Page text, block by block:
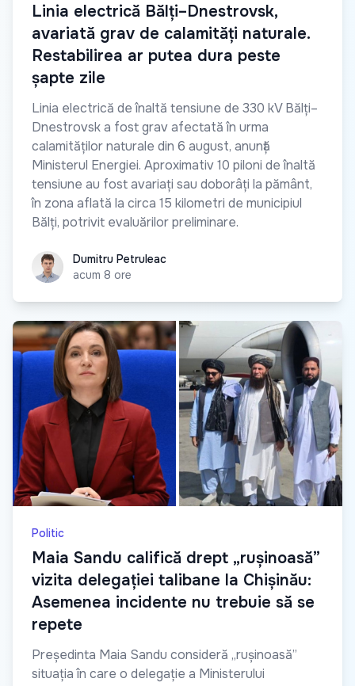
Linia electrică Bălți–Dnestrovsk,
avariată grav de calamități naturale.
Restabilirea ar putea dura peste
șapte zile
Linia electrică de înaltă tensiune de 330 kV Bălți–
Dnestrovsk a fost grav afectată în urma
calamităților naturale din 6 august, anunță
Ministerul Energiei. Aproximativ 10 piloni de înaltă
tensiune au fost avariați sau doborâți la pământ,
în zona aflată la circa 15 kilometri de municipiul
Bălți, potrivit evaluărilor preliminare.
Dumitru Petruleac
Dumitru Petruleac
acum 8 ore
Politic
Maia Sandu califică drept „rușinoasă”
vizita delegației talibane la Chișinău:
Asemenea incidente nu trebuie să se
repete
Președinta Maia Sandu consideră „rușinoasă”
situația în care o delegație a Ministerului